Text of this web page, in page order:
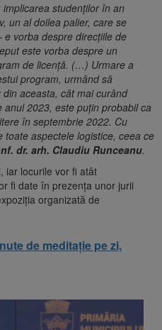
studenților în an
un al doilea palier, care se
vorba despre direcțiile de
este vorba despre un
de licență. (…) Urmare a
program, urmând să
aceasta, cât mai curând
2023, este puțin probabil ca
în septembrie 2022. Cu
aspectele logistice, ceea ce
dr. arh. Claudiu Runceanu.
iar locurile vor fi atât
fi date în prezența unor jurii
organizată de
de meditație pe zi,